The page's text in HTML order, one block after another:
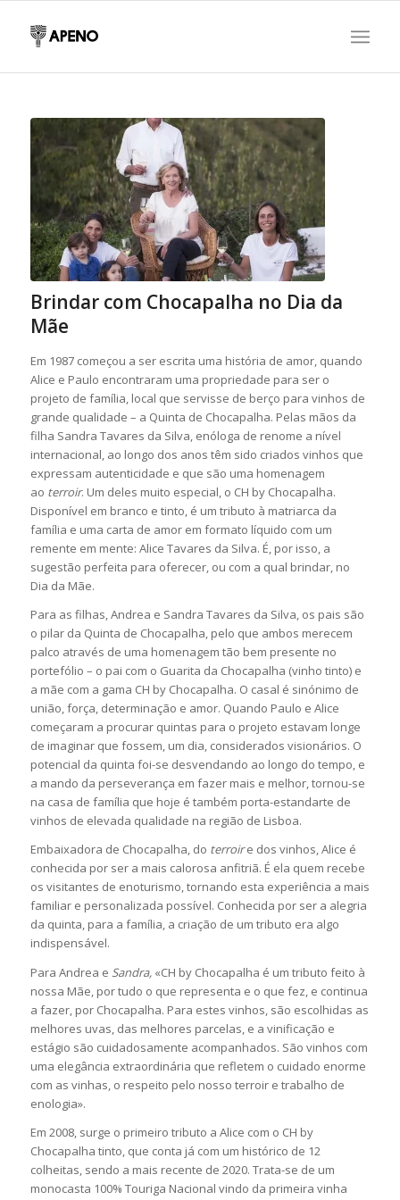
Brindar com Chocapalha no Dia da
Mãe
Em 1987 começou a ser escrita uma história de amor, quando
Alice e Paulo encontraram uma propriedade para ser o
projeto de família, local que servisse de berço para vinhos de
grande qualidade – a Quinta de Chocapalha. Pelas mãos da
filha Sandra Tavares da Silva, enóloga de renome a nível
internacional, ao longo dos anos têm sido criados vinhos que
expressam autenticidade e que são uma homenagem
ao terroir. Um deles muito especial, o CH by Chocapalha.
Disponível em branco e tinto, é um tributo à matriarca da
família e uma carta de amor em formato líquido com um
remente em mente: Alice Tavares da Silva. É, por isso, a
sugestão perfeita para oferecer, ou com a qual brindar, no
Dia da Mãe.
Para as filhas, Andrea e Sandra Tavares da Silva, os pais são
o pilar da Quinta de Chocapalha, pelo que ambos merecem
palco através de uma homenagem tão bem presente no
portefólio – o pai com o Guarita da Chocapalha (vinho tinto) e
a mãe com a gama CH by Chocapalha. O casal é sinónimo de
união, força, determinação e amor. Quando Paulo e Alice
começaram a procurar quintas para o projeto estavam longe
de imaginar que fossem, um dia, considerados visionários. O
potencial da quinta foi-se desvendando ao longo do tempo, e
a mando da perseverança em fazer mais e melhor, tornou-se
na casa de família que hoje é também porta-estandarte de
vinhos de elevada qualidade na região de Lisboa.
Embaixadora de Chocapalha, do terroire dos vinhos, Alice é
conhecida por ser a mais calorosa anfitriã. É ela quem recebe
os visitantes de enoturismo, tornando esta experiência a mais
familiar e personalizada possível. Conhecida por ser a alegria
da quinta, para a família, a criação de um tributo era algo
indispensável.
Para Andrea e Sandra, «CH by Chocapalha é um tributo feito à
nossa Mãe, por tudo o que representa e o que fez, e continua
a fazer, por Chocapalha. Para estes vinhos, são escolhidas as
melhores uvas, das melhores parcelas, e a vinificação e
estágio são cuidadosamente acompanhados. São vinhos com
uma elegância extraordinária que refletem o cuidado enorme
com as vinhas, o respeito pelo nosso terroir e trabalho de
enologia».
Em 2008, surge o primeiro tributo a Alice com o CH by
Chocapalha tinto, que conta já com um histórico de 12
colheitas, sendo a mais recente de 2020. Trata-se de um
monocasta 100% Touriga Nacional vindo da primeira vinha